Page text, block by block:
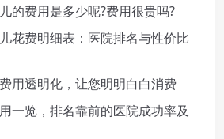
的费用是多少呢?费用很贵吗?
花费明细表：医院排名与性价比
用透明化，让您明明白白消费
一览，排名靠前的医院成功率及